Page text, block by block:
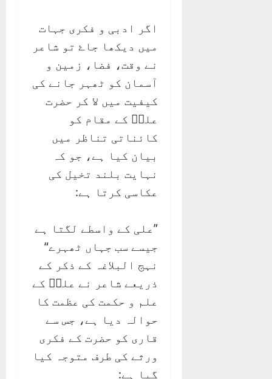
اگر ادبی و فکری جہات
میں دیکھا جاۓ تو شاعر
نے وقت، فضا، زمین و
آسمان کو ٹھہر جانے کی
کیفیت میں لا کر حضرت
علیؑ کے مقام کو
کائناتی تناظر میں
بیان کیا ہے، جو کہ
نہایت بلند تخیل کی
عکاسی کرتا ہے:
”علی کے واسطے لگتا ہے
جیسے سب جہاں ٹھہرے“
نہج البلاغہ کے ذکر کے
ذریعے شاعر نے علیؑ کے
علم و حکمت کی عظمت کا
حوالہ دیا ہے، جس سے
قاری کو حضرت کے فکری
ورثے کی طرف متوجہ کیا
گیا ہے: